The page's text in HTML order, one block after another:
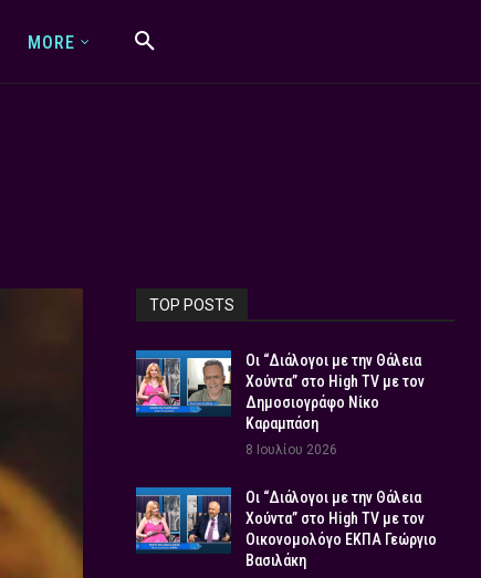
MORE
TOP POSTS
Οι “Διάλογοι με την Θάλεια
Χούντα” στο High TV με τον
Δημοσιογράφο Νίκο
Καραμπάση
8 Ιουλίου 2026
Οι “Διάλογοι με την Θάλεια
Χούντα” στο High TV με τον
Οικονομολόγο ΕΚΠΑ Γεώργιο
Βασιλάκη